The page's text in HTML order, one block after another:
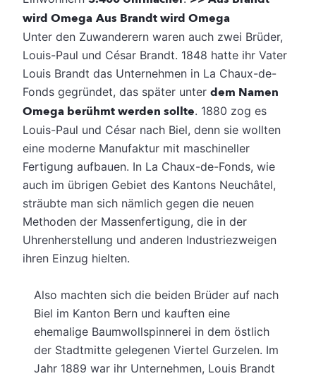
wird Omega Aus Brandt wird Omega
Unter den Zuwanderern waren auch zwei Brüder,
Louis-Paul und César Brandt. 1848 hatte ihr Vater
Louis Brandt das Unternehmen in La Chaux-de-
Fonds gegründet, das später unter dem Namen
Omega berühmt werden sollte. 1880 zog es
Louis-Paul und César nach Biel, denn sie wollten
eine moderne Manufaktur mit maschineller
Fertigung aufbauen. In La Chaux-de-Fonds, wie
auch im übrigen Gebiet des Kantons Neuchâtel,
sträubte man sich nämlich gegen die neuen
Methoden der Massenfertigung, die in der
Uhrenherstellung und anderen Industriezweigen
ihren Einzug hielten.
Also machten sich die beiden Brüder auf nach
Biel im Kanton Bern und kauften eine
ehemalige Baumwollspinnerei in dem östlich
der Stadtmitte gelegenen Viertel Gurzelen. Im
Jahr 1889 war ihr Unternehmen, Louis Brandt